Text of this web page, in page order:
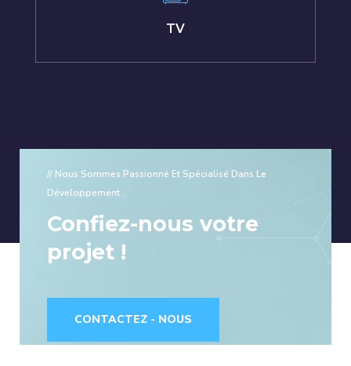
TV
// Nous Sommes Passionné Et Spécialisé Dans Le
Développement .
Confiez-nous votre
projet !
CONTACTEZ - NOUS